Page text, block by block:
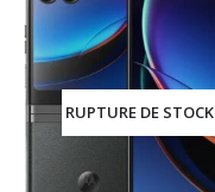
RUPTURE DE STOCK